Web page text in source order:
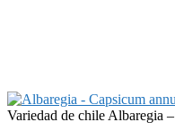
Variedad de chile Albaregia –